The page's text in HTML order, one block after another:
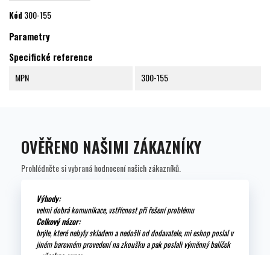
Kód300-155
Parametry
Specifické reference
MPN 300-155
OVĚŘENO NAŠIMI ZÁKAZNÍKY
Prohlédněte si vybraná hodnocení našich zákazníků.
Výhody:
velmi dobrá komunikace, vstřícnost při řešení problému
Celkový názor:
brýle, které nebyly skladem a nedošli od dodavatele, mi eshop poslal v
jiném barevném provedení na zkoušku a pak poslali výměnný balíček